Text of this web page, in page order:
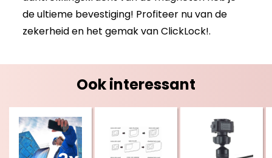
de ultieme bevestiging! Profiteer nu van de
zekerheid en het gemak van ClickLock!.
Ook interessant